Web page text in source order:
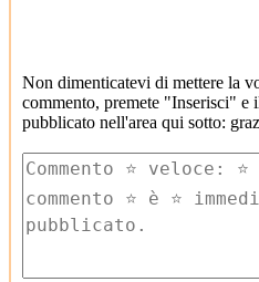
Non dimenticatevi di mettere la
commento, premete "Inserisci" e
pubblicato nell'area qui sotto: